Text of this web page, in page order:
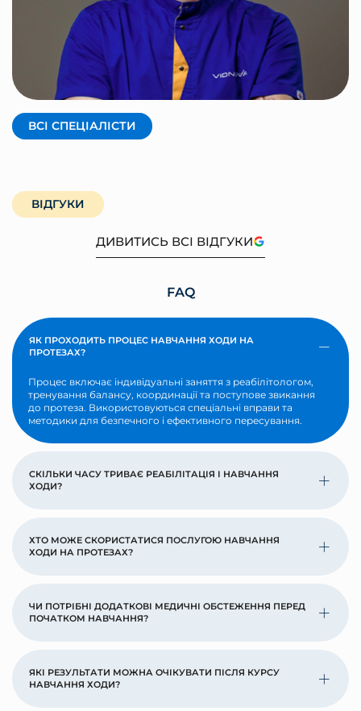
КРАВЦОВ АНДРІЙ
Засновник, фізичний терапевт
ВСІ СПЕЦІАЛІСТИ
ВІДГУКИ
ДИВИТИСЬ ВСІ ВІДГУКИ
FAQ
ЯК ПРОХОДИТЬ ПРОЦЕС НАВЧАННЯ ХОДИ НА
ПРОТЕЗАХ?
Процес включає індивідуальні заняття з реабілітологом,
тренування балансу, координації та поступове звикання
до протеза. Використовуються спеціальні вправи та
методики для безпечного і ефективного пересування.
СКІЛЬКИ ЧАСУ ТРИВАЄ РЕАБІЛІТАЦІЯ І НАВЧАННЯ
ХОДИ?
ХТО МОЖЕ СКОРИСТАТИСЯ ПОСЛУГОЮ НАВЧАННЯ
ХОДИ НА ПРОТЕЗАХ?
ЧИ ПОТРІБНІ ДОДАТКОВІ МЕДИЧНІ ОБСТЕЖЕННЯ ПЕРЕД
ПОЧАТКОМ НАВЧАННЯ?
ЯКІ РЕЗУЛЬТАТИ МОЖНА ОЧІКУВАТИ ПІСЛЯ КУРСУ
НАВЧАННЯ ХОДИ?